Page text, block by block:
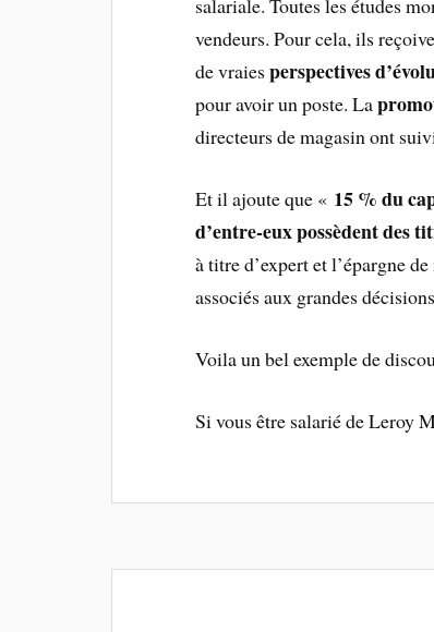
salariale. Toutes les études
vendeurs. Pour cela, ils
de vraiesperspectives
pour avoir un poste. La
directeurs de magasin ont
Et il ajoute que « 15 % du
d’entre-eux possèdent des
à titre d’expert et l’épargne
associés aux grandes
Voila un bel exemple de
Si vous être salarié de Leroy